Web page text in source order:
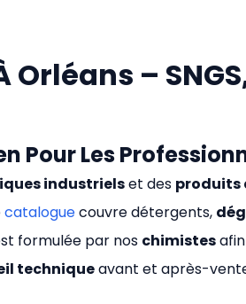
–
Pour Les
industrielset des produits
cataloguecouvre détergents,
formulée par nos chimistes
techniqueavant et après-